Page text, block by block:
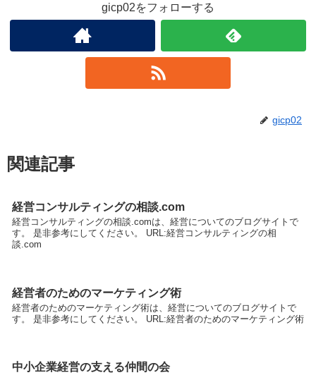
gicp02をフォローする
gicp02
関連記事
経営コンサルティングの相談.com
経営コンサルティングの相談.comは、経営についてのブログサイトで
す。 是非参考にしてください。 URL:経営コンサルティングの相
談.com
経営者のためのマーケティング術
経営者のためのマーケティング術は、経営についてのブログサイトで
す。 是非参考にしてください。 URL:経営者のためのマーケティング術
中小企業経営の支える仲間の会